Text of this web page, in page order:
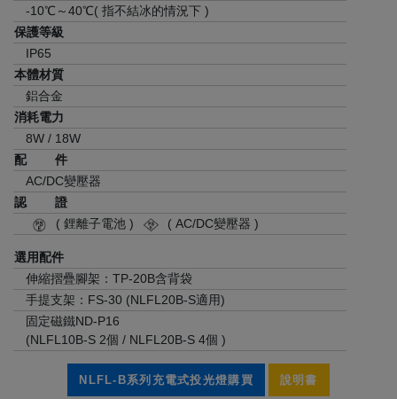
-10℃～40℃( 指不結冰的情況下 )
保護等級
IP65
本體材質
鋁合金
消耗電力
8W / 18W
配 件
AC/DC變壓器
認 證
( 鋰離子電池 )
( AC/DC變壓器 )
選用配件
伸縮摺疊腳架：TP-20B含背袋
手提支架：FS-30 (NLFL20B-S適用)
固定磁鐵ND-P16
(NLFL10B-S 2個 / NLFL20B-S 4個 )
NLFL-B系列充電式投光燈購買 說明書